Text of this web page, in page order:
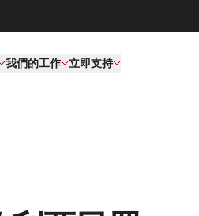
我們的工作​ 立即支持